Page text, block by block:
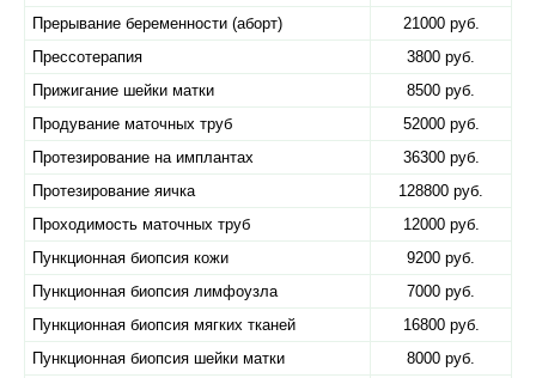
Прерывание беременности (аборт)
21000 руб.
Прессотерапия
3800 руб.
Прижигание шейки матки
8500 руб.
Продувание маточных труб
52000 руб.
Протезирование на имплантах
36300 руб.
Протезирование яичка
128800 руб.
Проходимость маточных труб
12000 руб.
Пункционная биопсия кожи
9200 руб.
Пункционная биопсия лимфоузла
7000 руб.
Пункционная биопсия мягких тканей
16800 руб.
Пункционная биопсия шейки матки
8000 руб.